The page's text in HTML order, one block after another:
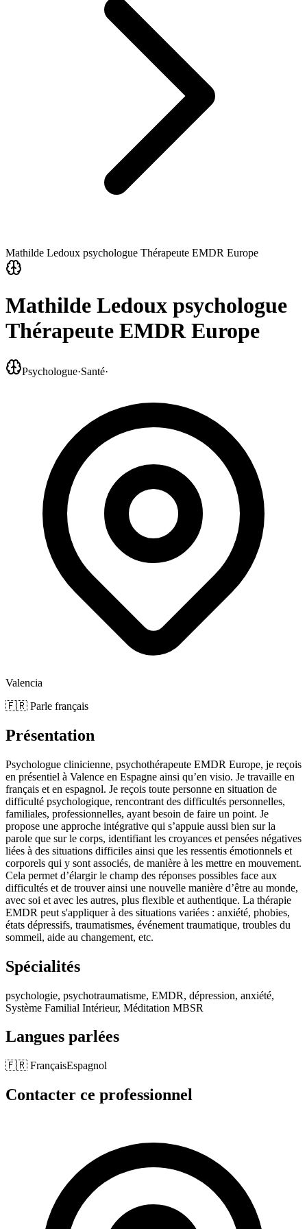
Mathilde Ledoux psychologue Thérapeute EMDR Europe
Mathilde Ledoux psychologue
Thérapeute EMDR Europe
Psychologue·Santé·
Valencia
🇫🇷 Parle français
Présentation
Psychologue clinicienne, psychothérapeute EMDR Europe, je reçois
en présentiel à Valence en Espagne ainsi qu’en visio. Je travaille en
français et en espagnol. Je reçois toute personne en situation de
difficulté psychologique, rencontrant des difficultés personnelles,
familiales, professionnelles, ayant besoin de faire un point. Je
propose une approche intégrative qui s’appuie aussi bien sur la
parole que sur le corps, identifiant les croyances et pensées négatives
liées à des situations difficiles ainsi que les ressentis émotionnels et
corporels qui y sont associés, de manière à les mettre en mouvement.
Cela permet d’élargir le champ des réponses possibles face aux
difficultés et de trouver ainsi une nouvelle manière d’être au monde,
avec soi et avec les autres, plus flexible et authentique. La thérapie
EMDR peut s'appliquer à des situations variées : anxiété, phobies,
états dépressifs, traumatismes, événement traumatique, troubles du
sommeil, aide au changement, etc.
Spécialités
psychologie, psychotraumatisme, EMDR, dépression, anxiété,
Système Familial Intérieur, Méditation MBSR
Langues parlées
🇫🇷 FrançaisEspagnol
Contacter ce professionnel